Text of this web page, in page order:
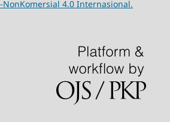
4.0 Internasional.